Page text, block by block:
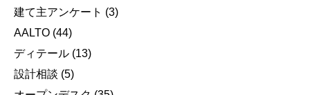
建て主アンケート (3)
AALTO (44)
ディテール (13)
設計相談 (5)